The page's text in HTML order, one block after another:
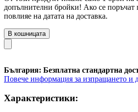
допълнителни бройки! Ако се поръчат
повлияе на датата на доставка.
В кошницата
България: Безплатна стандартна
Повече информация за изпращането и
Характеристики: